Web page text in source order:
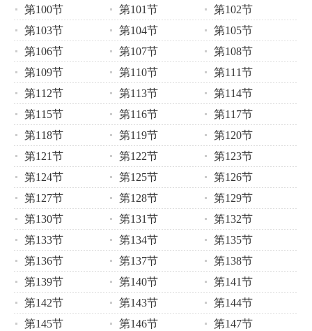
第100节
第101节
第102节
第103节
第104节
第105节
第106节
第107节
第108节
第109节
第110节
第111节
第112节
第113节
第114节
第115节
第116节
第117节
第118节
第119节
第120节
第121节
第122节
第123节
第124节
第125节
第126节
第127节
第128节
第129节
第130节
第131节
第132节
第133节
第134节
第135节
第136节
第137节
第138节
第139节
第140节
第141节
第142节
第143节
第144节
第145节
第146节
第147节